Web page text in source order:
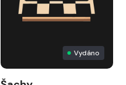
Vydáno